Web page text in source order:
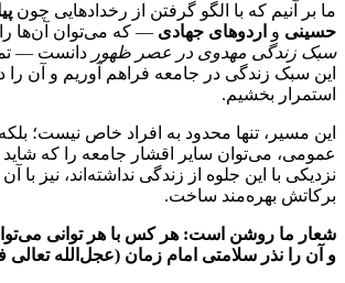
ما بر آنیم که با الگو گرفتن از رخدادهایی چون
حسینی و اردوهای جهادی — که می‌توان آن‌ها
سبک زندگی مهدوی در عصر ظهور دانست —
این سبک زندگی در جامعه فراهم آوریم و آن را
استمرار بخشیم.
این مسیر، تنها محدود به افراد خاص نیست؛ بلکه
عمومی، می‌توان سایر اقشار جامعه را که شاید
نزدیکی با این جلوه از زندگی نداشته‌اند، نیز با
برکاتش بهره‌مند ساخت.
شعار ما روشن است: هر کس با هر توانی
و آن را نذر سلامتی امام زمان (عجل‌الله